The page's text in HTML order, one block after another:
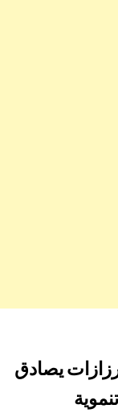
يصادق